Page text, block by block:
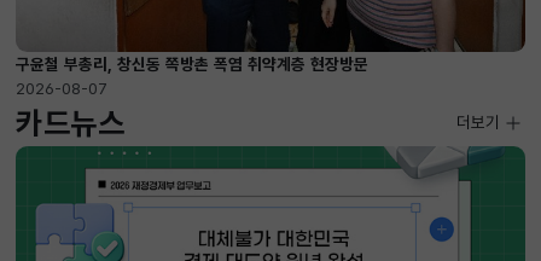
구윤철 부총리, 창신동 쪽방촌 폭염 취약계층 현장방문
2026-08-07
카드뉴스 더보기